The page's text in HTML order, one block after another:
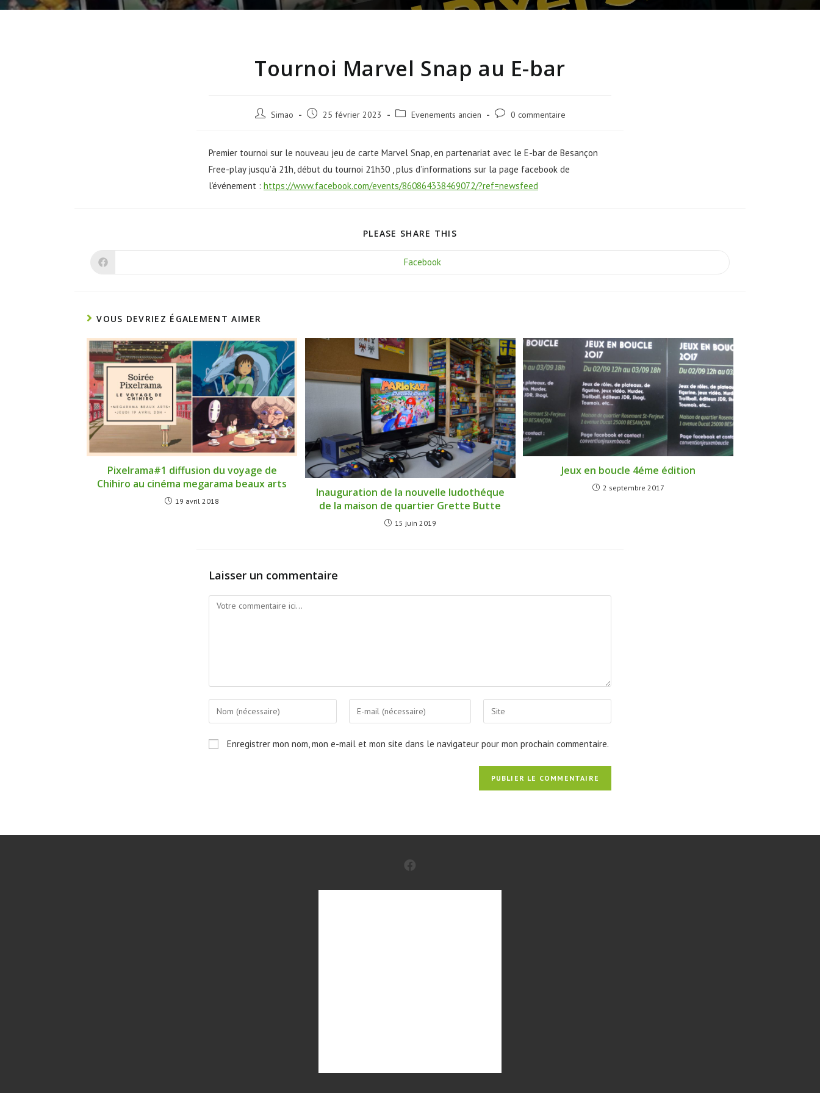
Tournoi Marvel Snap au E-bar
Simao 25 février 2023 Evenements ancien 0 commentaire
Premier tournoi sur le nouveau jeu de carte Marvel Snap, en partenariat avec le E-bar de Besançon
Free-play jusqu’à 21h, début du tournoi 21h30 , plus d’informations sur la page facebook de
l’événement : https://www.facebook.com/events/860864338469072/?ref=newsfeed
PLEASE SHARE THIS
Facebook
VOUS DEVRIEZ ÉGALEMENT AIMER
Pixelrama#1 diffusion du voyage de
Chihiro au cinéma megarama beaux arts
19 avril 2018
Inauguration de la nouvelle ludothéque
de la maison de quartier Grette Butte
15 juin 2019
Jeux en boucle 4éme édition
2 septembre 2017
Laisser un commentaire
Enregistrer mon nom, mon e-mail et mon site dans le navigateur pour mon prochain commentaire.